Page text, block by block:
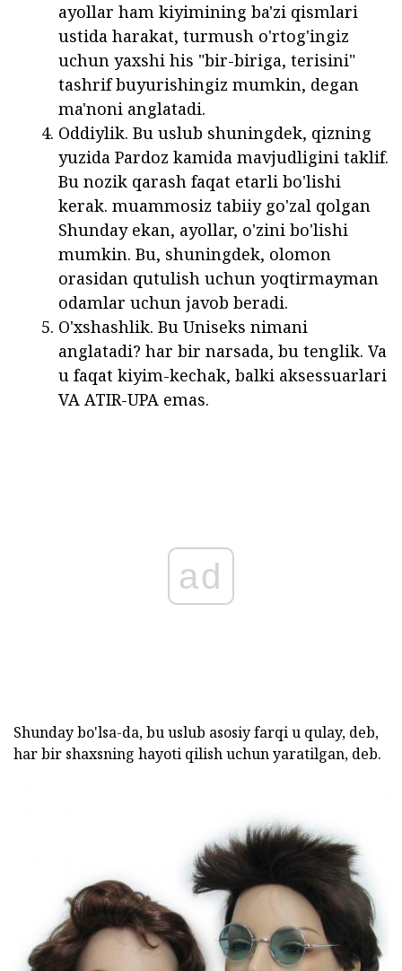
ayollar ham kiyimining ba'zi qismlari
ustida harakat, turmush o'rtog'ingiz
uchun yaxshi his "bir-biriga, terisini"
tashrif buyurishingiz mumkin, degan
ma'noni anglatadi.
Oddiylik. Bu uslub shuningdek, qizning
yuzida Pardoz kamida mavjudligini taklif.
Bu nozik qarash faqat etarli bo'lishi
kerak. muammosiz tabiiy go'zal qolgan
Shunday ekan, ayollar, o'zini bo'lishi
mumkin. Bu, shuningdek, olomon
orasidan qutulish uchun yoqtirmayman
odamlar uchun javob beradi.
O'xshashlik. Bu Uniseks nimani
anglatadi? har bir narsada, bu tenglik. Va
u faqat kiyim-kechak, balki aksessuarlari
VA ATIR-UPA emas.
ad
Shunday bo'lsa-da, bu uslub asosiy farqi u qulay, deb,
har bir shaxsning hayoti qilish uchun yaratilgan, deb.